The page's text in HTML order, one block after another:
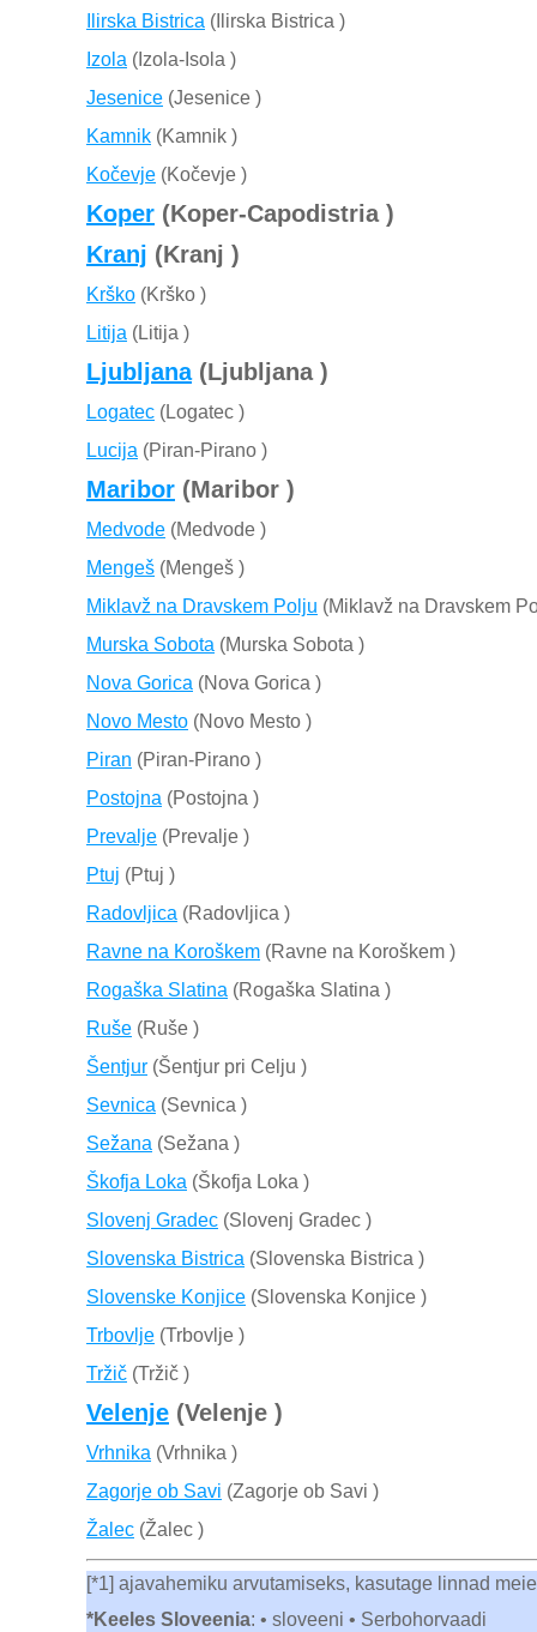
Ilirska Bistrica (Ilirska Bistrica )
Izola (Izola-Isola )
Jesenice (Jesenice )
Kamnik (Kamnik )
Kočevje (Kočevje )
Koper (Koper-Capodistria )
Kranj (Kranj )
Krško (Krško )
Litija (Litija )
Ljubljana(Ljubljana )
Logatec (Logatec )
Lucija (Piran-Pirano )
Maribor (Maribor )
Medvode (Medvode )
Mengeš (Mengeš )
Miklavž na Dravskem Polju (Miklavž na Dravskem
Murska Sobota (Murska Sobota )
Nova Gorica (Nova Gorica )
Novo Mesto (Novo Mesto )
Piran (Piran-Pirano )
Postojna (Postojna )
Prevalje (Prevalje )
Ptuj (Ptuj )
Radovljica (Radovljica )
Ravne na Koroškem (Ravne na Koroškem )
Rogaška Slatina (Rogaška Slatina )
Ruše (Ruše )
Šentjur (Šentjur pri Celju )
Sevnica (Sevnica )
Sežana (Sežana )
Škofja Loka (Škofja Loka )
Slovenj Gradec (Slovenj Gradec )
Slovenska Bistrica (Slovenska Bistrica )
Slovenske Konjice (Slovenska Konjice )
Trbovlje (Trbovlje )
Tržič (Tržič )
Velenje (Velenje )
Vrhnika (Vrhnika )
Zagorje ob Savi (Zagorje ob Savi )
Žalec (Žalec )
[*1] ajavahemiku arvutamiseks, kasutage linnad
*Keeles Sloveenia: • sloveeni • Serbohorvaadi